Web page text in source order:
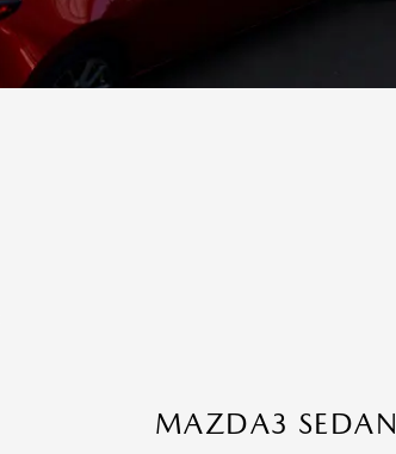
MAZDA3 SEDAN